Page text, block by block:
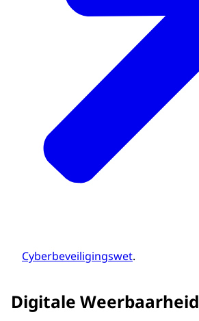
Cyberbeveiligingswet.
Digitale Weerbaarheid